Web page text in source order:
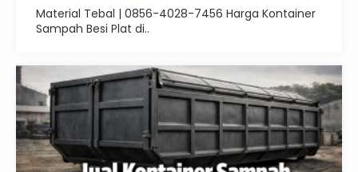
Material Tebal | 0856-4028-7456 Harga Kontainer
Sampah Besi Plat di..